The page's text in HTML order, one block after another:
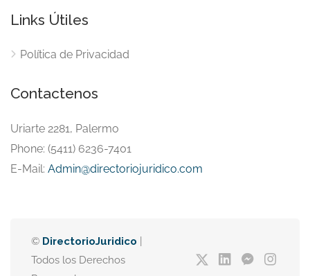
Links Útiles
Política de Privacidad
Contactenos
Uriarte 2281, Palermo
Phone: (5411) 6236-7401
E-Mail: Admin@directoriojuridico.com
© DirectorioJuridico
Todos los Derechos